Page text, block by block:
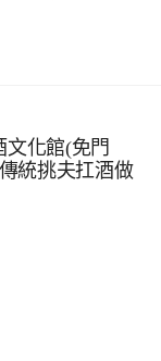
化館(免門
統挑夫扛酒做